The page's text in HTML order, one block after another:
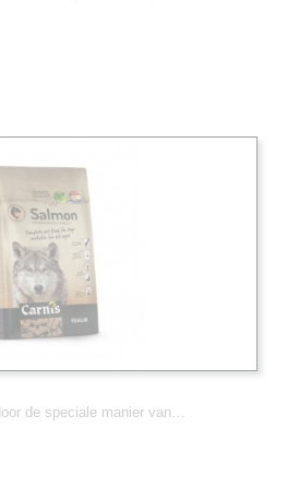
de speciale manier van…